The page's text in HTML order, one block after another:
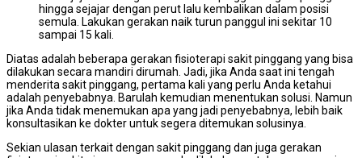
hingga sejajar dengan perut lalu kembalikan dalam posisi
semula. Lakukan gerakan naik turun panggul ini sekitar 10
sampai 15 kali.
Diatas adalah beberapa gerakan fisioterapi sakit pinggang yang bisa
dilakukan secara mandiri dirumah. Jadi, jika Anda saat ini tengah
menderita sakit pinggang, pertama kali yang perlu Anda ketahui
adalah penyebabnya. Barulah kemudian menentukan solusi. Namun
jika Anda tidak menemukan apa yang jadi penyebabnya, lebih baik
konsultasikan ke dokter untuk segera ditemukan solusinya.
Sekian ulasan terkait dengan sakit pinggang dan juga gerakan